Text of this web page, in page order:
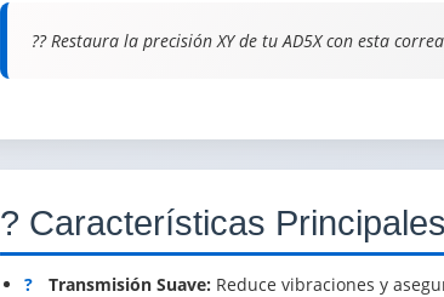
?? Restaura la precisión XY de tu AD5X con esta
? Características Principales
? Transmisión Suave: Reduce vibraciones y